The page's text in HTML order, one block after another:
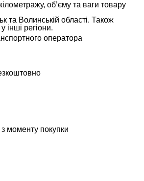
об’єму та ваги товару
та Волинській області. Також
інші регіони.
оператора
моменту покупки